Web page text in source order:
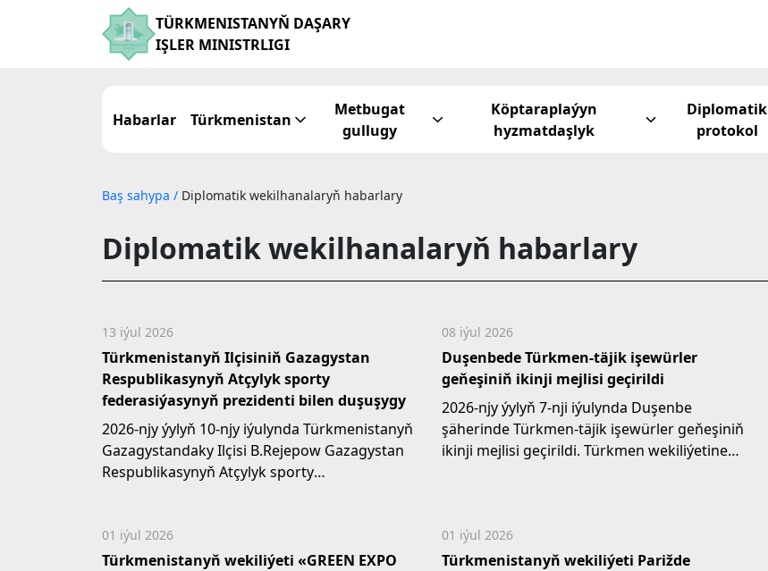
TÜRKMENISTANYŇ DAŞARY
IŞLER MINISTRLIGI
Habarlar Türkmenistan
Metbugat
gullugy
Köptaraplaýyn
hyzmatdaşlyk
Diplomatik
protokol
Baş sahypa / Diplomatik wekilhanalaryň habarlary
Diplomatik wekilhanalaryň habarlary
13 iýul 2026
Türkmenistanyň Ilçisiniň Gazagystan
Respublikasynyň Atçylyk sporty
federasiýasynyň prezidenti bilen duşuşygy
2026-njy ýylyň 10-njy iýulynda Türkmenistanyň
Gazagystandaky Ilçisi B.Rejepow Gazagystan
Respublikasynyň Atçylyk sporty
08 iýul 2026
Duşenbede Türkmen-täjik işewürler
geňeşiniň ikinji mejlisi geçirildi
2026-njy ýylyň 7-nji iýulynda Duşenbe
şäherinde Türkmen-täjik işewürler geňeşiniň
ikinji mejlisi geçirildi. Türkmen wekiliýetine
01 iýul 2026
Türkmenistanyň wekiliýeti «GREEN EXPO
01 iýul 2026
Türkmenistanyň wekiliýeti Parižde